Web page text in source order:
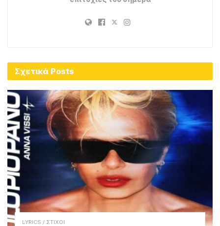
Σχετικά Posts
LYRICS / ΣΤΙΧΟΙ